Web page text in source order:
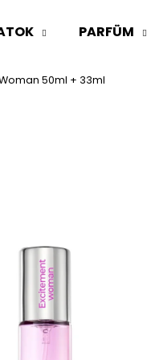
PARFÜM
50ml + 33ml
Mit keres?